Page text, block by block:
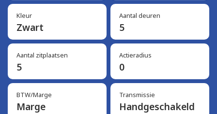
Kleur
Zwart
Aantal deuren
5
Aantal zitplaatsen
5
Actieradius
0
BTW/Marge
Marge
Transmissie
Handgeschakeld